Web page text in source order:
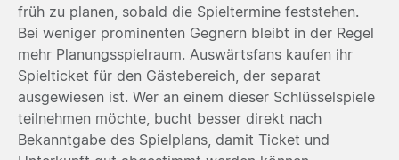
früh zu planen, sobald die Spieltermine feststehen.
Bei weniger prominenten Gegnern bleibt in der Regel
mehr Planungsspielraum. Auswärtsfans kaufen ihr
Spielticket für den Gästebereich, der separat
ausgewiesen ist. Wer an einem dieser Schlüsselspiele
teilnehmen möchte, bucht besser direkt nach
Bekanntgabe des Spielplans, damit Ticket und